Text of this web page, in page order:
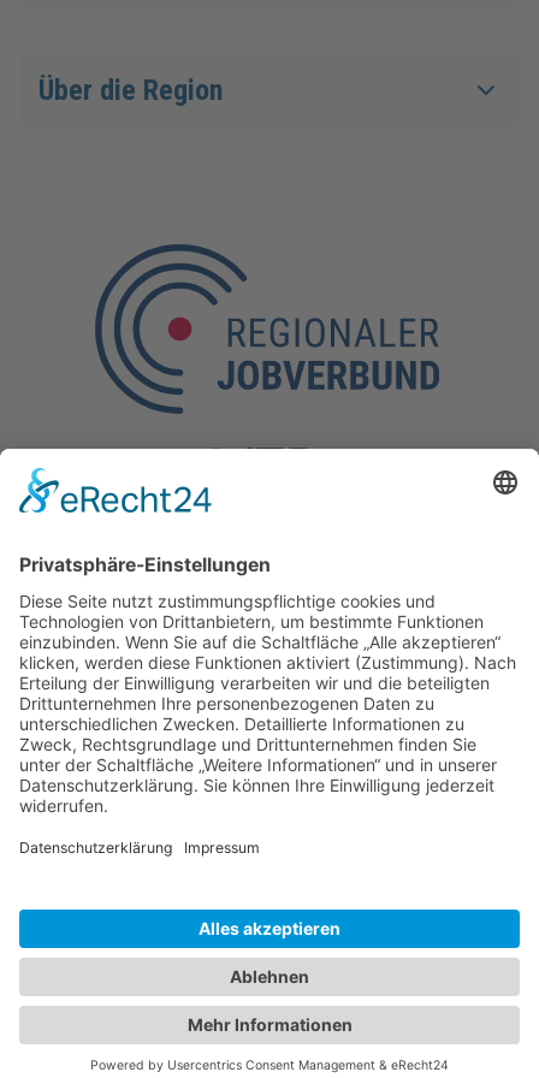
Über die Region
Kölner Straße 190,
57290 Neunkirchen
Tel.: 0 27 35 / 77 37-10
Mobil: 0160 / 97 26 35 52
E-Mail: info@regionaler-jobverbund.de
Sitemap
Jobs
Impressum
Datenschutz